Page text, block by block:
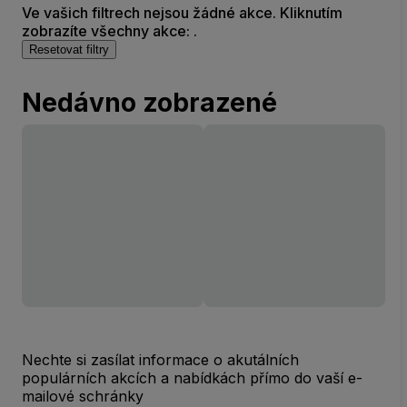
Ve vašich filtrech nejsou žádné akce. Kliknutím
zobrazíte všechny akce: .
Resetovat filtry
Nedávno zobrazené
Nechte si zasílat informace o akutálních
populárních akcích a nabídkách přímo do vaší e-
mailové schránky